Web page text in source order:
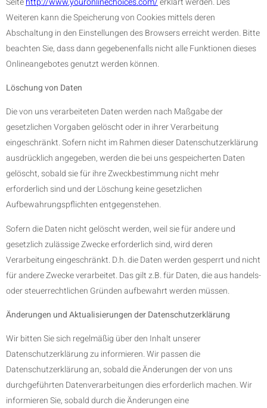
Weiteren kann die Speicherung von Cookies mittels deren
Abschaltung in den Einstellungen des Browsers erreicht werden. Bitte
beachten Sie, dass dann gegebenenfalls nicht alle Funktionen dieses
Onlineangebotes genutzt werden können.
Löschung von Daten
Die von uns verarbeiteten Daten werden nach Maßgabe der
gesetzlichen Vorgaben gelöscht oder in ihrer Verarbeitung
eingeschränkt. Sofern nicht im Rahmen dieser Datenschutzerklärung
ausdrücklich angegeben, werden die bei uns gespeicherten Daten
gelöscht, sobald sie für ihre Zweckbestimmung nicht mehr
erforderlich sind und der Löschung keine gesetzlichen
Aufbewahrungspflichten entgegenstehen.
Sofern die Daten nicht gelöscht werden, weil sie für andere und
gesetzlich zulässige Zwecke erforderlich sind, wird deren
Verarbeitung eingeschränkt. D.h. die Daten werden gesperrt und nicht
für andere Zwecke verarbeitet. Das gilt z.B. für Daten, die aus handels-
oder steuerrechtlichen Gründen aufbewahrt werden müssen.
Änderungen und Aktualisierungen der Datenschutzerklärung
Wir bitten Sie sich regelmäßig über den Inhalt unserer
Datenschutzerklärung zu informieren. Wir passen die
Datenschutzerklärung an, sobald die Änderungen der von uns
durchgeführten Datenverarbeitungen dies erforderlich machen. Wir
informieren Sie, sobald durch die Änderungen eine